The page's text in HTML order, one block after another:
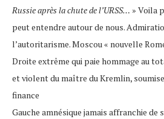
Russie après la chute de l’URSS… » Voila
peut entendre autour de nous.
l’autoritarisme. Moscou « nouvelle
Droite extrême qui paie hommage au
et violent du maître du Kremlin,
finance
Gauche amnésique jamais affranchie